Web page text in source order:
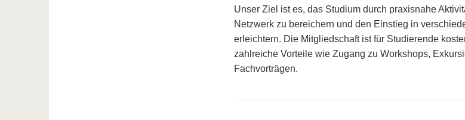
Unser Ziel ist es, das Studium durch praxisnahe
Netzwerk zu bereichern und den Einstieg in
erleichtern. Die Mitgliedschaft ist für Studierende
zahlreiche Vorteile wie Zugang zu Workshops,
Fachvorträgen.